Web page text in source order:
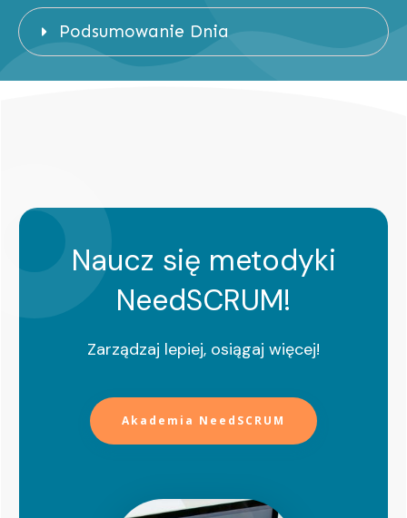
Podsumowanie Dnia
Naucz się metodyki
NeedSCRUM!
Zarządzaj lepiej, osiągaj więcej!
Akademia NeedSCRUM